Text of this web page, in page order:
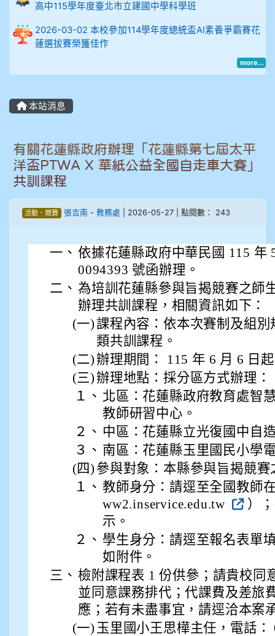
904彭子庭
905蔣昇和
905周沛蓉
905鄭瑀安
907張晏寧
908彭主豪
909林玉楓
909林朝智
高中115學年度臺北市立建國中學科學班
2026-03-02 本校參加114學年度總統盃AI素養爭霸賽花
蓮選拔賽榮獲佳作
more...
本站消息
有關花蓮縣政府辦理「花蓮縣第七屆太平
洋盃PTWA X 華紙公益全國自走車大賽」
共訓課程
活動、競賽 張吉南 - 教務處 | 2026-05-27 | 點閱數： 243
一、 依據花蓮縣政府中華民國 115 年
0094393 號函辦理。
二、 為培訓 花蓮縣參與旨揭競賽之師
辦理共訓課程，相關資訊如下：
(一)課程內容：依本次賽制及組
類共訓課程。
(二)辦理期間： 115 年 6 月 6 日
(三)辦理地點：採分區方式辦理：
１、 北區：花蓮縣政府教育處智
教師研習中心。
２、 中區：花蓮縣立光復國中自
３、 南區：花蓮縣玉里國民小學
(四) 參與對象：本縣參與旨揭競
１、 教師身分：請逕至全國教師
ww2.inservice.edu.tw
）；
示。
２、 學生身分：請逕至報名表單
如附件。
三、 檢附課程表 1 份供參；請貴校同
並同意課務排代；代課費及差旅
應；若有未盡事宜，請逕洽本案
(一) 玉里國小王思樺主任，電話：